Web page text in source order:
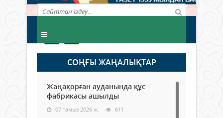
СОҢҒЫ ЖАҢАЛЫҚТАР
Жаңақорған ауданында құс
фабрикасы ашылды
07 тамыз 2026 ж. 611